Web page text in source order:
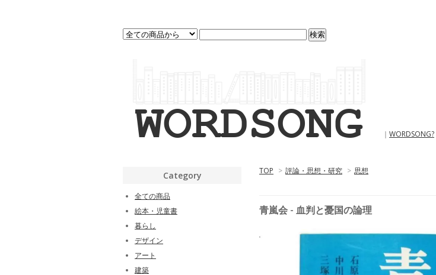
｜ WORDSONG?
TOP > 評論・思想・研究 > 思想
青嵐会 - 血判と憂国の論理
Category
全ての商品
絵本・児童書
暮らし
デザイン
アート
建築